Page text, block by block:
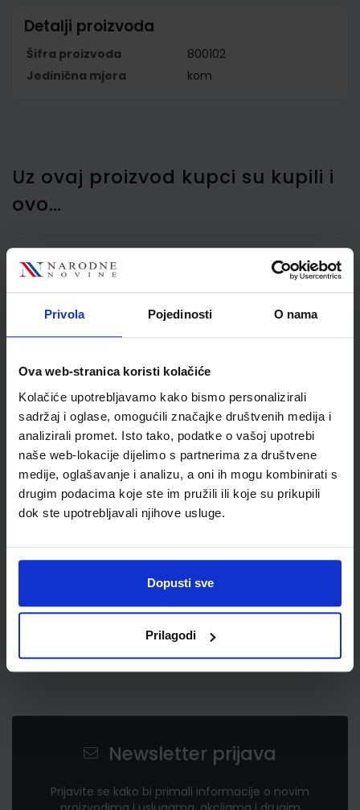
Privola Pojedinosti O nama
Ova web-stranica koristi kolačiće
Kolačiće upotrebljavamo kako bismo personalizirali
sadržaj i oglase, omogućili značajke društvenih medija i
analizirali promet. Isto tako, podatke o vašoj upotrebi
naše web-lokacije dijelimo s partnerima za društvene
medije, oglašavanje i analizu, a oni ih mogu kombinirati s
drugim podacima koje ste im pružili ili koje su prikupili
dok ste upotrebljavali njihove usluge.
Dopusti sve
Prilagodi
Detalji proizvoda
Šifra proizvoda
800102
Jedinična mjera
kom
Uz ovaj proizvod kupci su kupili i
ovo…
Bušilica za papir Maped
Essentials Metal 20/25,
5,85 €
Newsletter prijava
Prijavite se kako bi primali informacije o novim